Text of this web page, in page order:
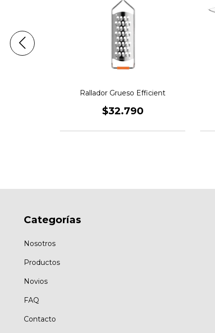
Rallador Grueso Efficient
$32.790
Categorías
Nosotros
Productos
Novios
FAQ
Contacto